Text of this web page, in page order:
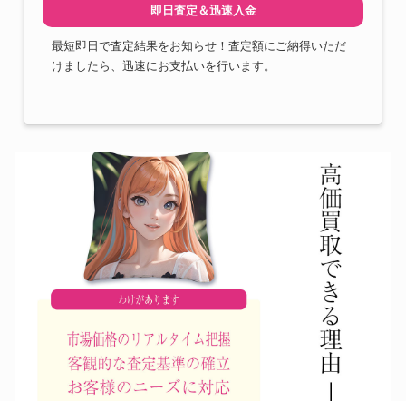
即日査定＆迅速入金
最短即日で査定結果をお知らせ！査定額にご納得いただ
けましたら、迅速にお支払いを行います。